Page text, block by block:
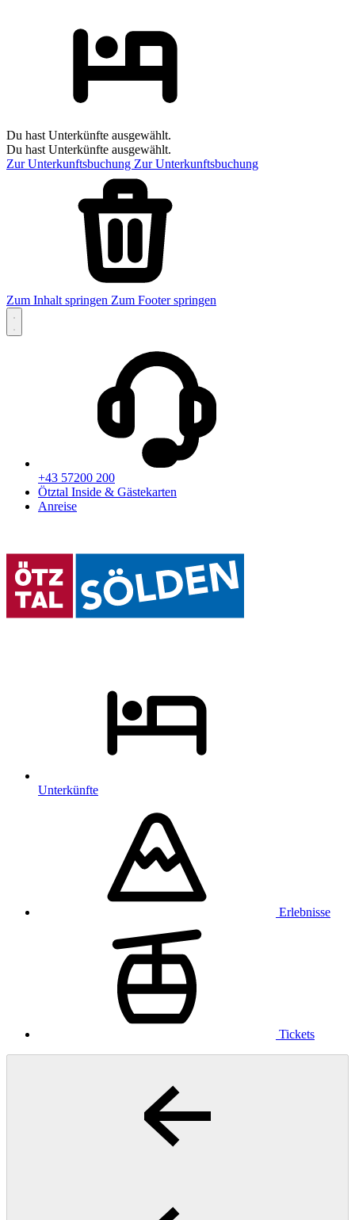
Du hast Unterkünfte ausgewählt.
Du hast Unterkünfte ausgewählt.
Zur Unterkunftsbuchung Zur Unterkunftsbuchung
Zum Inhalt springen Zum Footer springen
+43 57200 200
Ötztal Inside & Gästekarten
Anreise
Unterkünfte
Erlebnisse
Tickets